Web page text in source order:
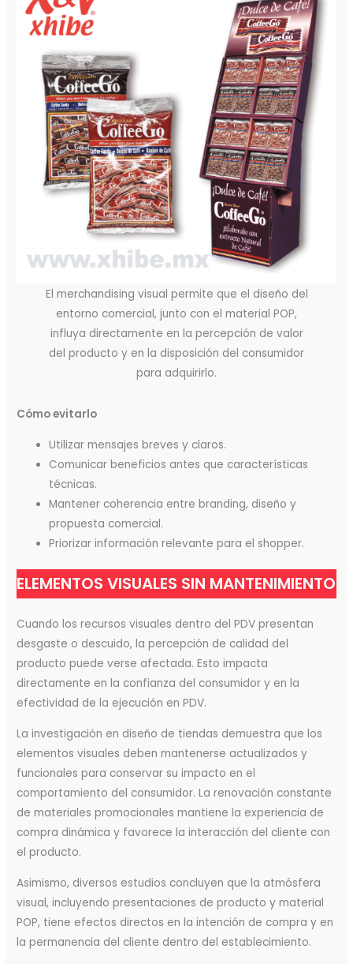
El merchandising visual permite que el diseño del
entorno comercial, junto con el material POP,
influya directamente en la percepción de valor
del producto y en la disposición del consumidor
para adquirirlo.
Cómo evitarlo
Utilizar mensajes breves y claros.
Comunicar beneficios antes que características
técnicas.
Mantener coherencia entre branding, diseño y
propuesta comercial.
Priorizar información relevante para el shopper.
ELEMENTOS VISUALES SIN MANTENIMIENTO
Cuando los recursos visuales dentro del PDV presentan
desgaste o descuido, la percepción de calidad del
producto puede verse afectada. Esto impacta
directamente en la confianza del consumidor y en la
efectividad de la ejecución en PDV.
La investigación en diseño de tiendas demuestra que los
elementos visuales deben mantenerse actualizados y
funcionales para conservar su impacto en el
comportamiento del consumidor. La renovación constante
de materiales promocionales mantiene la experiencia de
compra dinámica y favorece la interacción del cliente con
el producto.
Asimismo, diversos estudios concluyen que la atmósfera
visual, incluyendo presentaciones de producto y material
POP, tiene efectos directos en la intención de compra y en
la permanencia del cliente dentro del establecimiento.